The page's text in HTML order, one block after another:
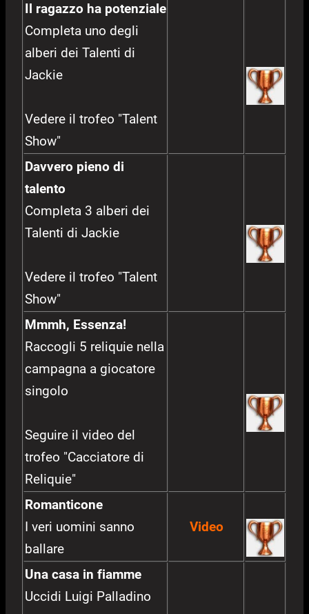
Il ragazzo ha potenziale
Completa uno degli
alberi dei Talenti di
Jackie
Vedere il trofeo "Talent
Show"
Davvero pieno di
talento
Completa 3 alberi dei
Talenti di Jackie
Vedere il trofeo "Talent
Show"
Mmmh, Essenza!
Raccogli 5 reliquie nella
campagna a giocatore
singolo
Seguire il video del
trofeo "Cacciatore di
Reliquie"
Romanticone
I veri uomini sanno
ballare
Video
Una casa in fiamme
Uccidi Luigi Palladino